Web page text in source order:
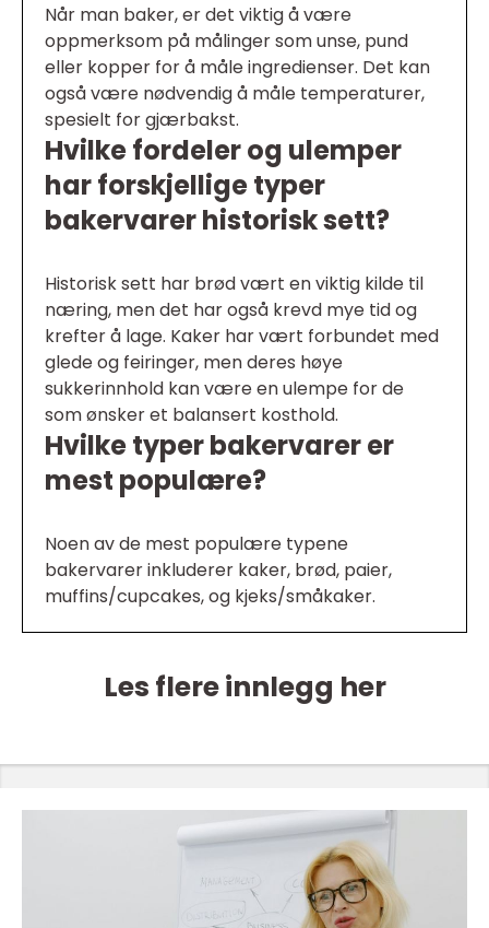
Når man baker, er det viktig å være
oppmerksom på målinger som unse, pund
eller kopper for å måle ingredienser. Det kan
også være nødvendig å måle temperaturer,
spesielt for gjærbakst.
Hvilke fordeler og ulemper
har forskjellige typer
bakervarer historisk sett?
Historisk sett har brød vært en viktig kilde til
næring, men det har også krevd mye tid og
krefter å lage. Kaker har vært forbundet med
glede og feiringer, men deres høye
sukkerinnhold kan være en ulempe for de
som ønsker et balansert kosthold.
Hvilke typer bakervarer er
mest populære?
Noen av de mest populære typene
bakervarer inkluderer kaker, brød, paier,
muffins/cupcakes, og kjeks/småkaker.
Les flere innlegg her